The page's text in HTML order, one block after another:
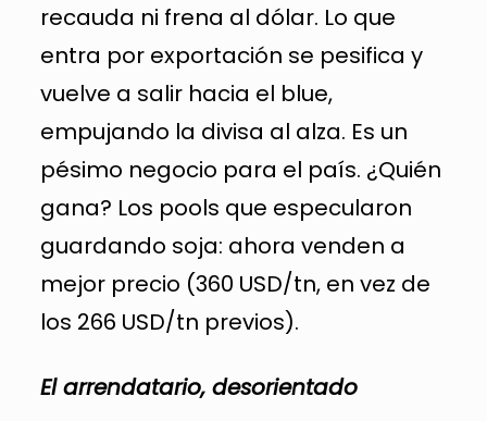
recauda ni frena al dólar. Lo que
entra por exportación se pesifica y
vuelve a salir hacia el blue,
empujando la divisa al alza. Es un
pésimo negocio para el país. ¿Quién
gana? Los pools que especularon
guardando soja: ahora venden a
mejor precio (360 USD/tn, en vez de
los 266 USD/tn previos).
El arrendatario, desorientado